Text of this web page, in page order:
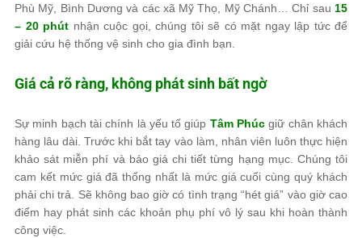
Phù Mỹ, Bình Dương và các xã Mỹ Thọ, Mỹ Chánh… Chỉ sau 15
– 20 phút nhận cuộc gọi, chúng tôi sẽ có mặt ngay lập tức để
giải cứu hệ thống vệ sinh cho gia đình bạn.
Giá cả rõ ràng, không phát sinh bất ngờ
Sự minh bạch tài chính là yếu tố giúp Tâm Phúc giữ chân khách
hàng lâu dài. Trước khi bắt tay vào làm, nhân viên luôn thực hiện
khảo sát miễn phí và báo giá chi tiết từng hạng mục. Chúng tôi
cam kết mức giá đã thống nhất là mức giá cuối cùng quý khách
phải chi trả. Sẽ không bao giờ có tình trạng “hét giá” vào giờ cao
điểm hay phát sinh các khoản phụ phí vô lý sau khi hoàn thành
công việc.